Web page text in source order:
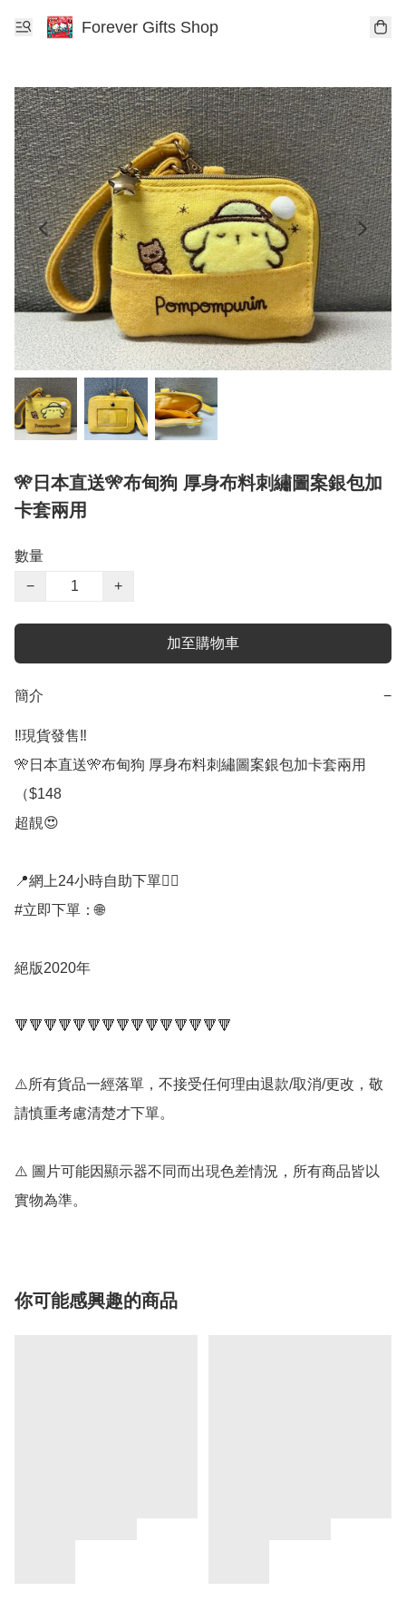
Forever Gifts Shop
🎌日本直送🎌布甸狗 厚身布料刺繡圖案銀包加
卡套兩用
數量
−
+
加至購物車
簡介 −
‼️現貨發售‼️
🎌日本直送🎌布甸狗 厚身布料刺繡圖案銀包加卡套兩用
（$148
超靚😍
📍網上24小時自助下單👍🏻
#立即下單：🌐
絕版2020年
🔻🔻🔻🔻🔻🔻🔻🔻🔻🔻🔻🔻🔻🔻🔻
⚠️所有貨品一經落單，不接受任何理由退款/取消/更改，敬
請慎重考慮清楚才下單。
⚠️ 圖片可能因顯示器不同而出現色差情況，所有商品皆以
實物為準。
你可能感興趣的商品